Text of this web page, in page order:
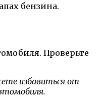
бензина.
Проверьте
избавиться от